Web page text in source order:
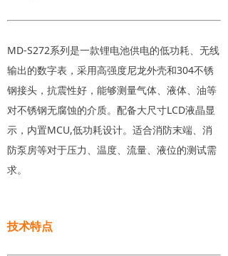
MD-S272系列是一款锂电池供电的低功耗、无线
输出的数字表，采用高强度尼龙外壳和304不锈
钢接头，抗震性好，能够测量气体、液体、油等
对不锈钢无腐蚀的介质。配备大尺寸LCD液晶显
示，内置MCU,低功耗设计。适合消防末端、消
防泵房等对于压力、温度、流量、液位的测试需
求。
技术特点